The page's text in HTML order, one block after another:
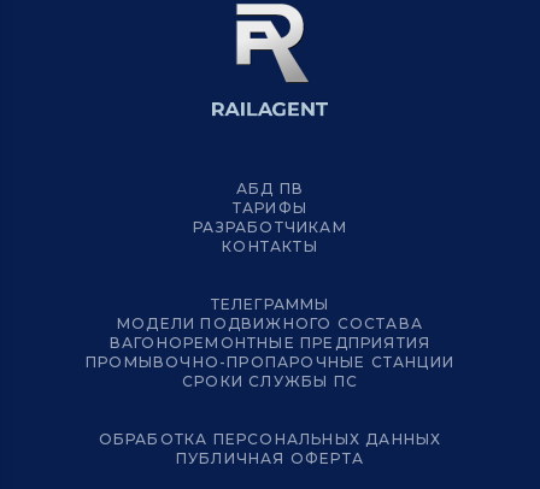
АБД ПВ
ТАРИФЫ
РАЗРАБОТЧИКАМ
КОНТАКТЫ
ТЕЛЕГРАММЫ
МОДЕЛИ ПОДВИЖНОГО СОСТАВА
ВАГОНОРЕМОНТНЫЕ ПРЕДПРИЯТИЯ
ПРОМЫВОЧНО-ПРОПАРОЧНЫЕ СТАНЦИИ
СРОКИ СЛУЖБЫ ПС
ОБРАБОТКА ПЕРСОНАЛЬНЫХ ДАННЫХ
ПУБЛИЧНАЯ ОФЕРТА